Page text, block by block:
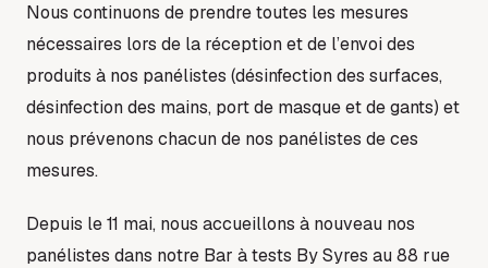
Nous continuons de prendre toutes les mesures
nécessaires lors de la réception et de l’envoi des
produits à nos panélistes (désinfection des surfaces,
désinfection des mains, port de masque et de gants) et
nous prévenons chacun de nos panélistes de ces
mesures.
Depuis le 11 mai, nous accueillons à nouveau nos
panélistes dans notre Bar à tests By Syres au 88 rue